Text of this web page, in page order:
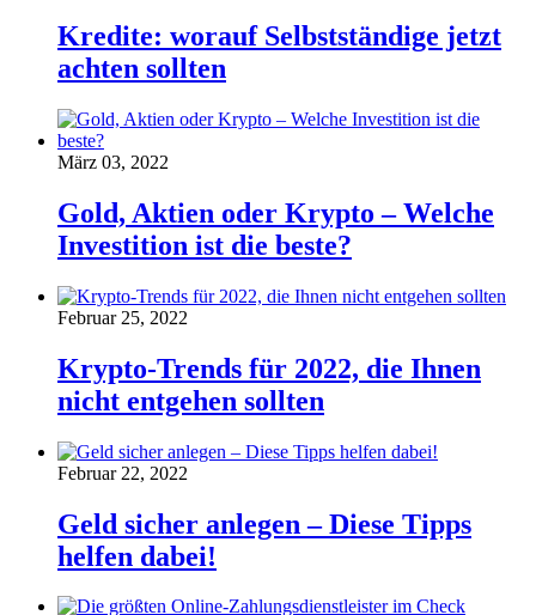
Kredite: worauf Selbstständige jetzt
achten sollten
März 03, 2022
Gold, Aktien oder Krypto – Welche
Investition ist die beste?
Februar 25, 2022
Krypto-Trends für 2022, die Ihnen
nicht entgehen sollten
Februar 22, 2022
Geld sicher anlegen – Diese Tipps
helfen dabei!